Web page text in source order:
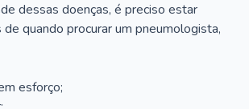
dessas doenças, é preciso estar
quando procurar um pneumologista,
esforço;